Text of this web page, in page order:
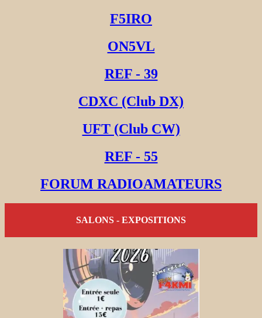
F5IRO
ON5VL
REF - 39
CDXC (Club DX)
UFT (Club CW)
REF - 55
FORUM RADIOAMATEURS
SALONS - EXPOSITIONS